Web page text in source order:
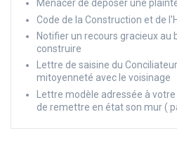
Menacer de déposer une
Code de la Construction et de
Notifier un recours gracieux au
construire
Lettre de saisine du
mitoyenneté avec le voisinage
Lettre modèle adressée à
de remettre en état son mur (